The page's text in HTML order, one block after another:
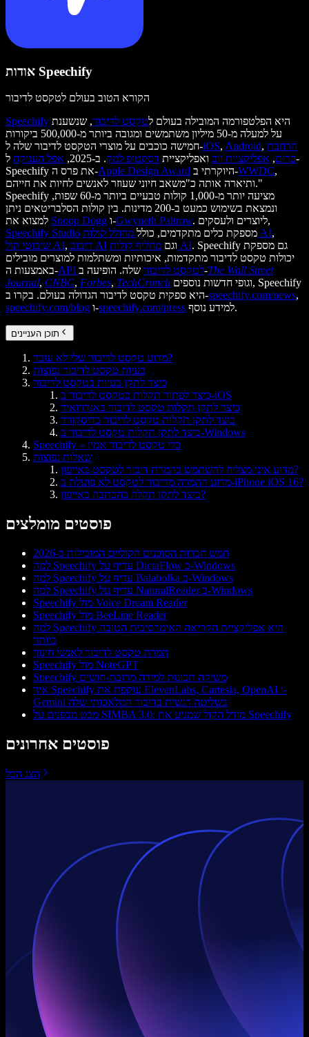
אודות Speechify
הקורא הטוב בעולם לטקסט לדיבור
Speechify
היא הפלטפורמה המובילה בעולם לטקסט לדיבור, שנשענת
על למעלה מ-50 מיליון משתמשים ומגובה ביותר מ-500,000 ביקורות
חמישה כוכבים על מוצרי הטקסט לדיבור שלה ל-iOS, Android, הרחבת
כרום, אפליקציית ווב ואפליקציית דסקטופ למק. ב-2025, אפל העניקה ל-
Speechify את פרס ה-Apple Design Award היוקרתי ב-WWDC,
ותיארה אותה כ"משאב חיוני שעוזר לאנשים לחיות את חייהם."
Speechify מציעה יותר מ-1,000 קולות טבעיים ביותר מ-60 שפות,
ונמצאת בשימוש כמעט ב-200 מדינות. בין קולות הסלבריטאים ניתן
Snoop Dogg ו-Gwyneth Paltrow
. ליוצרים ולעסקים,
Speechify Studio
מספקת כלים מתקדמים, כולל מחולל קולות AI,
שיבוטי קול AI, דיבוב AI וגם מחליף קולות AI. Speechify גם מספקת
יכולות טקסט לדיבור מתקדמות, איכותיות ומשתלמות למוצרים מובילים
באמצעות ה-
API לטקסט לדיבורשלה. הופיעה ב-The Wall Street
Journal, CNBC, Forbes, TechCrunch
היא ספקית טקסט לדיבור הגדולה בעולם. בקרו ב-speechify.com/news,
speechify.com/blog ו-speechify.com/press למידע נוסף.
תוכן העניינים
מדוע טקסט לדיבור שלי לא עובד?
בעיות טקסט לדיבור נפוצות
כיצד לתקן בעיות בטקסט לדיבור
כיצד לפתור תקלות בטקסט לדיבור ב-iOS
כיצד לתקן תקלות טקסט לדיבור באנדרואיד
כיצד לתקן תקלות טקסט לדיבור בדיסקורד
כיצד לתקן תקלות טקסט לדיבור ב-Windows
Speechify – כלי טקסט לדיבור אמין
שאלות נפוצות
מדוע איני מצליח להשתמש בהמרת דיבור לטקסט באייפון?
מדוע ההמרה מדיבור לטקסט לא פועלת ב-iPhone iOS 16?
כיצד לתקן תקלה בהכתבה באייפון?
פוסטים מומלצים
חמש חברות הסוכנים הקוליים המובילות ב-2026
למה Speechify עדיף על DictaFlow ב-Windows
למה Speechify עדיף על Balabolka ב-Windows
למה Speechify עדיף על NaturalReader ב-Windows
Speechify מול Voice Dream Reader
Speechify מול BeeLine Reader
למה Speechify היא אפליקציית הקריאה האימרסיבית הטובה
ביותר
המרת טקסט לדיבור לאנשי חינוך
Speechify מול NoteGPT
Speechify משיקה תכונות למידה מרובת-חושים
איך Speechify עוקפת את ElevenLabs, Cartesia, OpenAI ו-
Gemini בשליטה רגשית בדיבור המלאכותי שלה
מבט מבפנים על SIMBA 3.0: מודל הקול שמניע את Speechify
פוסטים אחרונים
הצג הכל